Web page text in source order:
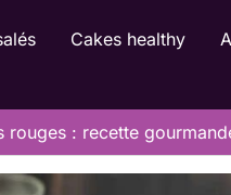
Cakes healthy
rouges : recette